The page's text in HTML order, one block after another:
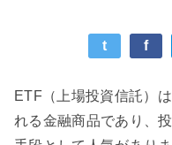
t f
ETF（上場投資信託）
れる金融商品であり、